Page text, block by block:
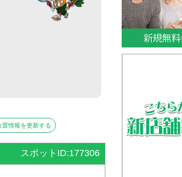
置情報を更新する
スポットID:177306